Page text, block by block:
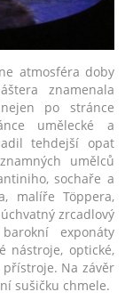
atmosféra doby
znamenala
po stránce
umělecké a
tehdejší opat
umělců
sochaře a
malíře Töppera,
zrcadlový
exponáty
nástroje, optické,
Na závěr
sušičku chmele.